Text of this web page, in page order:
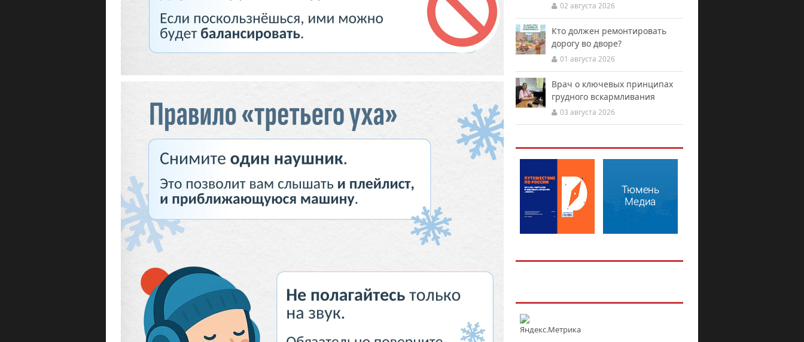
02 августа 2026
Кто должен ремонтировать
дорогу во дворе?
01 августа 2026
Врач о ключевых принципах
грудного вскармливания
03 августа 2026